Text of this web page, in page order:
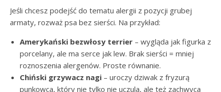
Jeśli chcesz podejść do tematu alergii z pozycji grubej
armaty, rozważ psa bez sierści. Na przykład:
Amerykański bezwłosy terrier – wygląda jak figurka z
porcelany, ale ma serce jak lew. Brak sierści = mniej
roznoszenia alergenów. Proste równanie.
Chiński grzywacz nagi – uroczy dziwak z fryzurą
punkowca, który nie tylko nie uczula, ale też zachwyca